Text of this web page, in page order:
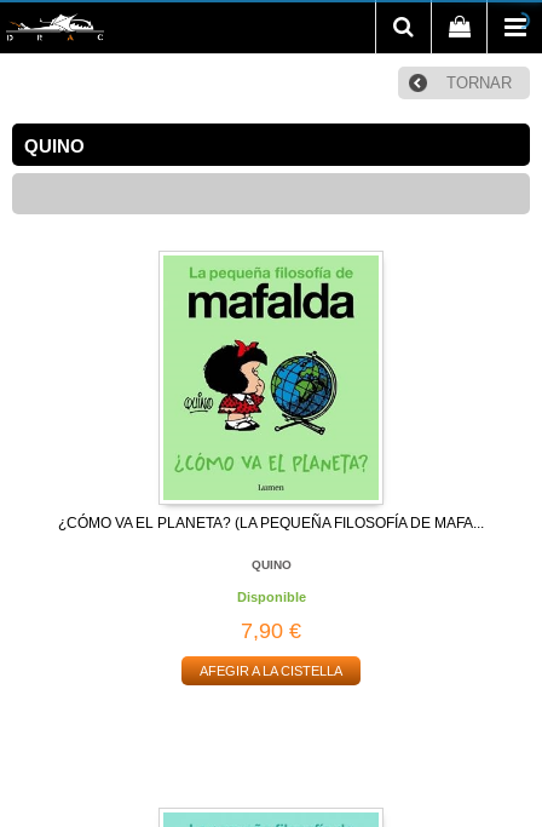
TORNAR
QUINO
¿CÓMO VA EL PLANETA? (LA PEQUEÑA FILOSOFÍA DE MAFA...
QUINO
Disponible
7,90 €
AFEGIR A LA CISTELLA